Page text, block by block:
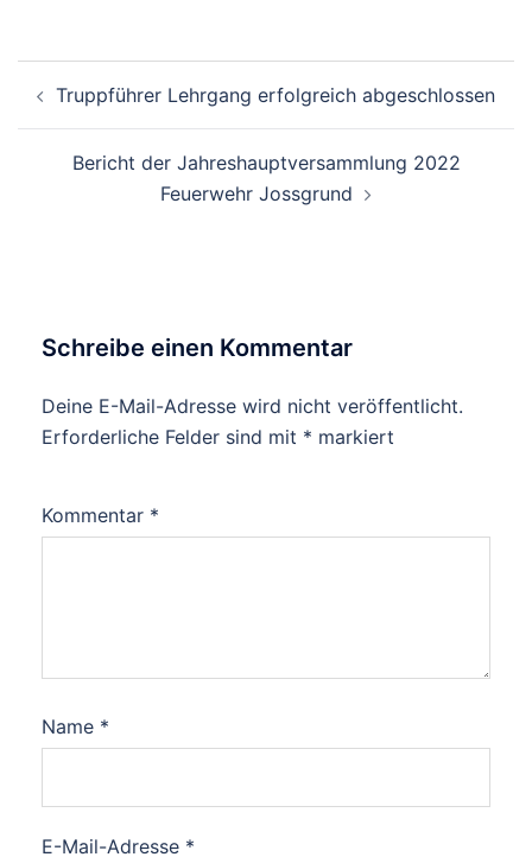
Truppführer Lehrgang erfolgreich abgeschlossen
Bericht der Jahreshauptversammlung 2022
Feuerwehr Jossgrund
Schreibe einen Kommentar
Deine E-Mail-Adresse wird nicht veröffentlicht.
Erforderliche Felder sind mit * markiert
Kommentar *
Name *
E-Mail-Adresse *